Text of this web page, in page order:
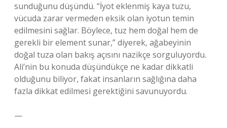
sunduğunu düşündü. “İyot eklenmiş kaya tuzu,
vücuda zarar vermeden eksik olan iyotun temin
edilmesini sağlar. Böylece, tuz hem doğal hem de
gerekli bir element sunar,” diyerek, ağabeyinin
doğal tuza olan bakış açısını nazikçe sorguluyordu.
Ali’nin bu konuda düşündükçe ne kadar dikkatli
olduğunu biliyor, fakat insanların sağlığına daha
fazla dikkat edilmesi gerektiğini savunuyordu.
—